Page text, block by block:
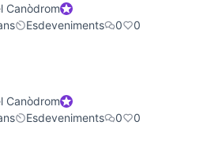
CanòdromOfficial participant
Esdeveniments 0 0
CanòdromOfficial participant
Esdeveniments 0 0